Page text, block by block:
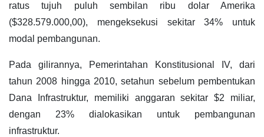
ratus tujuh puluh sembilan ribu dolar Amerika
($328.579.000,00), mengeksekusi sekitar 34% untuk
modal pembangunan.
Pada gilirannya, Pemerintahan Konstitusional IV, dari
tahun 2008 hingga 2010, setahun sebelum pembentukan
Dana Infrastruktur, memiliki anggaran sekitar $2 miliar,
dengan 23% dialokasikan untuk pembangunan
infrastruktur.